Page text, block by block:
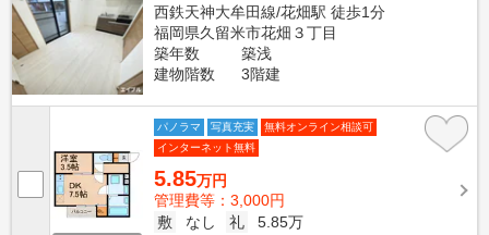
西鉄天神大牟田線/花畑駅 徒歩1分
福岡県久留米市花畑３丁目
築年数
築浅
建物階数
3階建
パノラマ 写真充実
無料オンライン相談可
インターネット無料
5.85万円
管理費等：3,000円
敷
なし 礼 5.85万